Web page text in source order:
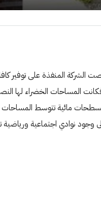
الشركة المنفذة على توفير
المساحات الخضراء لها
مسطحات مائية تتوسط
وجود نوادي اجتماعية